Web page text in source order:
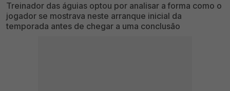
Treinador das águias optou por analisar a forma como o
jogador se mostrava neste arranque inicial da
temporada antes de chegar a uma conclusão